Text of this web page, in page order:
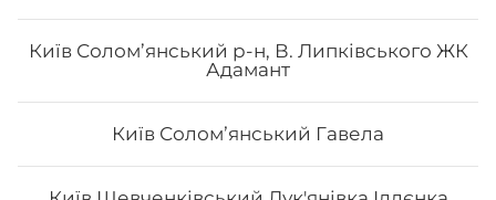
Київ Солом’янський р-н, В. Липківського ЖК
Адамант
Київ Соломʼянський Гавела
Вага: 290 г Склад: норі, рис, тунець, сир філа, огірок,
авокадо, унагі